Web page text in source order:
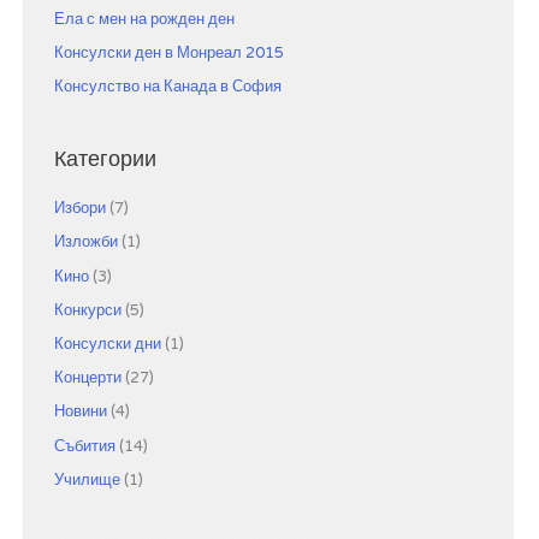
Ела с мен на рожден ден
Консулски ден в Монреал 2015
Консулство на Канада в София
Категории
Избори (7)
Изложби (1)
Кино (3)
Конкурси (5)
Консулски дни (1)
Концерти (27)
Новини (4)
Събития (14)
Училище (1)